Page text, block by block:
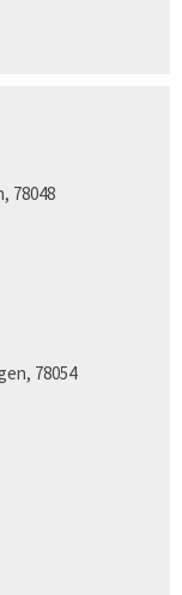
78048
78054